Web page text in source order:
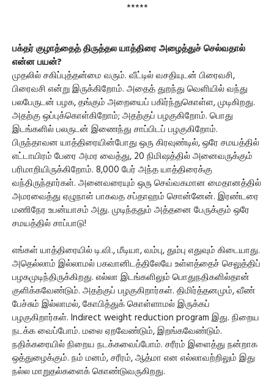
*****
பக்தர் குழாத்தைத் திருத்தல யாத்திரை அழைத்துச் செல்வதால்
என்ன பயன்?
முதலில் சகிப்புத்தன்மை வரும். வீட்டில் வசதியுடன் பிரைவசி,
பிரைவசி என்று இருக்கிறோம். அதைத் துறந்து வெளியில் வந்து
பலபேருடன் பழக, தங்கும் அறையைப் பகிர்ந்துகொள்ள, முடிகிறது.
அதற்கு ஒப்புக்கொள்கிறோம்; அதற்குப் பழகுகிறோம். பொது
இடங்களில் பலருடன் இணைந்து சாப்பிடப் பழகுகிறோம்.
பிருந்தாவன யாத்திரையின்போது ஒரு கிரவுண்டில், ஒரே சமயத்தில்
எட்டாயிரம் பேரை அமர வைத்து, 20 நிமிஷத்தில் அனைவருக்கும்
பரிமாறியிருக்கிறோம். 8,000 பேர் அந்த யாத்திரைக்கு
வந்திருந்தார்கள். அனைவரையும் ஒரு செவ்வகமான மைதானத்தில்
அமரவைத்து ஏழுநாள் பாகவத சப்தாஹம் சொன்னேன். இரண்டரை
மணிநேர உபன்யாசம் அது. முடிந்ததும் அத்தனை பேருக்கும் ஒரே
சமயத்தில் சாப்பாடு!
எங்கள் யாத்திரையில் டி.வி., மீடியா, வம்பு, தும்பு எதுவும் கிடையாது.
அதெல்லாம் இல்லாமல் பகவானிடத்திலேயே உள்ளத்தைச் செலுத்திப்
பழகமுடிந்திருக்கிறது. எல்லா இடங்களிலும் பொதுநதிகளில்தான்
குளிக்கவேண்டும். அதற்குப் பழகுகிறார்கள். திமிர்த்தனமும், வீண்
பேச்சும் இல்லாமல், கோபித்துக் கொள்ளாமல் இருக்கப்
பழகுகிறார்கள். Indirect weight reduction program இது. நிறைய
நடக்க வைப்போம். மலை ஏறவேண்டும், இறங்கவேண்டும்.
நதிக்கரையில் நிறைய நடக்கவைப்போம். சரீரம் இளைத்து நன்றாக
ஒத்துழைக்கும். நம் மனம், சரீரம், ஆத்மா என எல்லாவற்றிலும் இது
நல்ல மாறுதல்களைக் கொண்டுவருகிறது.